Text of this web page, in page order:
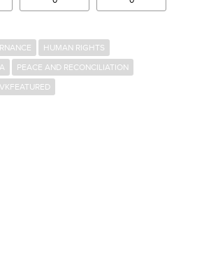
HUMAN RIGHTS
PEACE AND RECONCILIATION
VKFEATURED